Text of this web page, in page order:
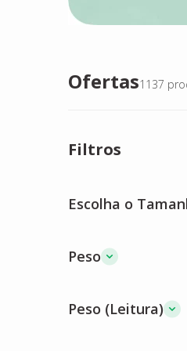
Ofertas1137
Filtros
Escolha o
Peso
Peso (Leitura)